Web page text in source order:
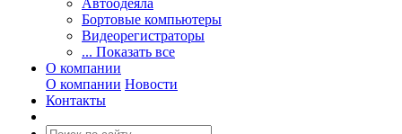
Автоодеяла
Бортовые компьютеры
Видеорегистраторы
... Показать все
О компании
О компании Новости
Контакты